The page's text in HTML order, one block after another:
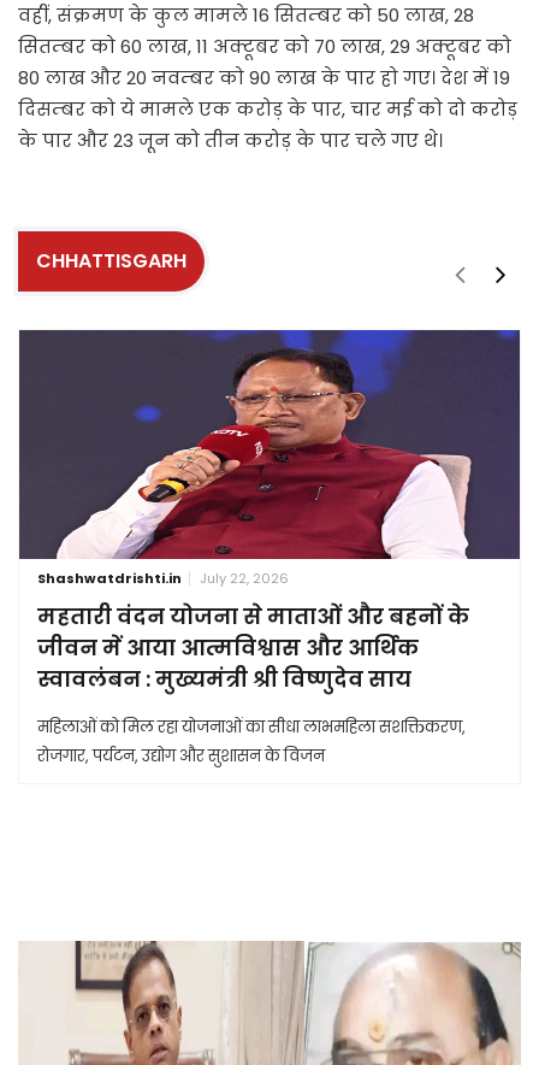
वहीं, संक्रमण के कुल मामले 16 सितम्बर को 50 लाख, 28
सितम्बर को 60 लाख, 11 अक्टूबर को 70 लाख, 29 अक्टूबर को
80 लाख और 20 नवम्बर को 90 लाख के पार हो गए। देश में 19
दिसम्बर को ये मामले एक करोड़ के पार, चार मई को दो करोड़
के पार और 23 जून को तीन करोड़ के पार चले गए थे।
CHHATTISGARH
Shashwatdrishti.in July 22, 2026
महतारी वंदन योजना से माताओं और बहनों के
जीवन में आया आत्मविश्वास और आर्थिक
स्वावलंबन : मुख्यमंत्री श्री विष्णुदेव साय
महिलाओं को मिल रहा योजनाओं का सीधा लाभमहिला सशक्तिकरण,
रोजगार, पर्यटन, उद्योग और सुशासन के विजन